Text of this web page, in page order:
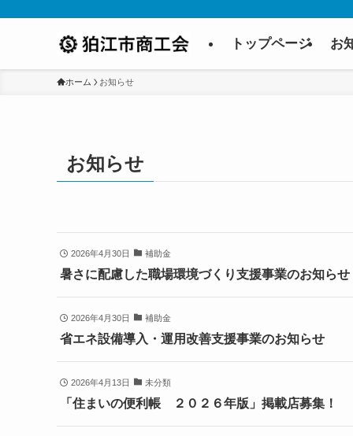
トップページ お
ホーム お知らせ
お知らせ
2026年4月30日 補助金
暑さに配慮した職場環境づくり支援事業のお知らせ
2026年4月30日 補助金
省エネ設備導入・運用改善支援事業のお知らせ
2026年4月13日 未分類
「住まいの便利帳 ２０２６年版」掲載店募集！